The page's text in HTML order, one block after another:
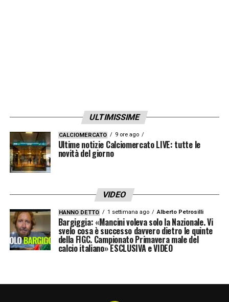
ULTIMISSIME
CALCIOMERCATO 9 ore ago
Ultime notizie Calciomercato LIVE: tutte le
novità del giorno
VIDEO
HANNO DETTO 1 settimana ago Alberto Petrosilli
Bargiggia: «Mancini voleva solo la Nazionale. Vi
svelo cosa è successo davvero dietro le quinte
della FIGC. Campionato Primavera male del
calcio italiano» ESCLUSIVA e VIDEO